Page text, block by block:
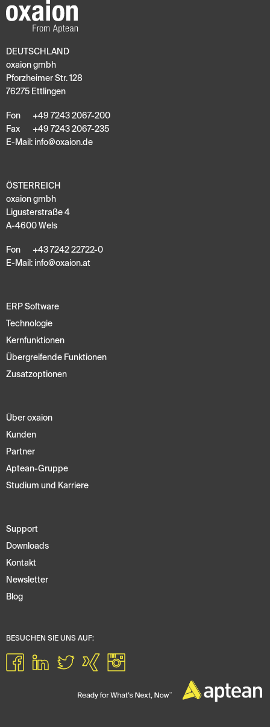
ERP Software
Technologie
Kernfunktionen
Übergreifende Funktionen
Zusatzoptionen
Über oxaion
Kunden
Partner
Aptean-Gruppe
Studium und Karriere
Support
Downloads
Kontakt
Newsletter
Blog
DEUTSCHLAND
oxaion gmbh
Pforzheimer Str. 128
76275 Ettlingen
Fon
+49 7243 2067-200
Fax
+49 7243 2067-235
E-Mail: info@oxaion.de
ÖSTERREICH
oxaion gmbh
Ligusterstraße 4
A-4600 Wels
Fon
+43 7242 22722-0
E-Mail: info@oxaion.at
BESUCHEN SIE UNS AUF: